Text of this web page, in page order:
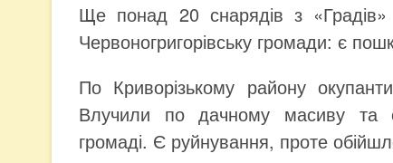
Ще понад 20 снарядів з
Червоногригорівську громади: є
По Криворізькому району
Влучили по дачному масиву та
громаді. Є руйнування, проте